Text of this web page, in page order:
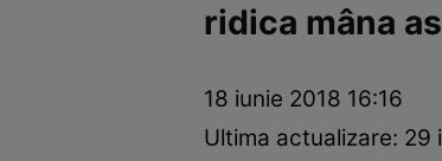
Vedete internaționale Vedete românești
ridica mâna
18 iunie 2018 16:16
Ultima actualizare: 29